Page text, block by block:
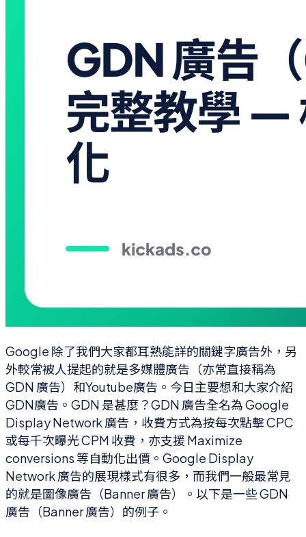
Google 除了我們大家都耳熟能詳的關鍵字廣告外，另
外較常被人提起的就是多媒體廣告（亦常直接稱為
GDN 廣告）和Youtube廣告。今日主要想和大家介紹
GDN廣告。GDN 是甚麼？GDN 廣告全名為 Google
Display Network 廣告，收費方式為按每次點擊 CPC
或每千次曝光 CPM 收費，亦支援 Maximize
conversions 等自動化出價。Google Display
Network 廣告的展現樣式有很多，而我們一般最常見
的就是圖像廣告（Banner 廣告）。以下是一些 GDN
廣告（Banner 廣告）的例子。